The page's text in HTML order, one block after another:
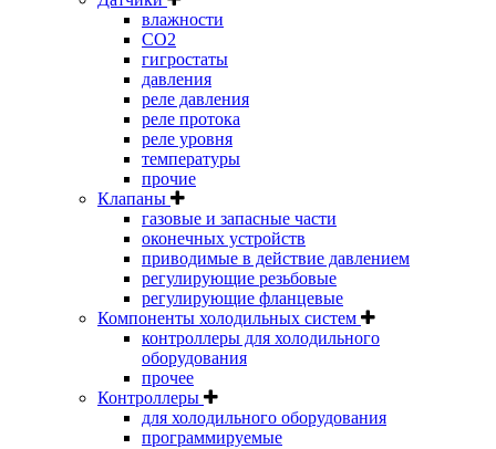
влажности
CO2
гигростаты
давления
реле давления
реле протока
реле уровня
температуры
прочие
Клапаны
газовые и запасные части
оконечных устройств
приводимые в действие давлением
регулирующие резьбовые
регулирующие фланцевые
Компоненты холодильных систем
контроллеры для холодильного
оборудования
прочее
Контроллеры
для холодильного оборудования
программируемые